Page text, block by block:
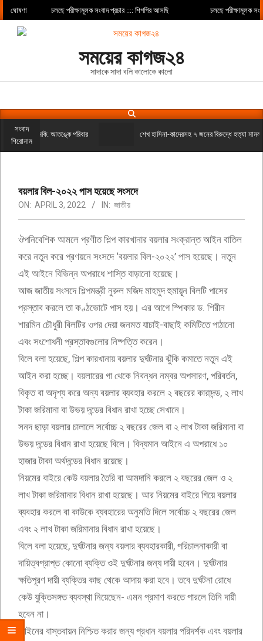
Skip
to
content
ঘোষণা চলছে পরীক্ষামূলক সংবাদ প্রচার :::: শিগগির আসছি চলছে পরীক্ষামূলক সংবাদ
সময়ের কাগজ২৪
সাদাকে সাদা বলি কালোকে কালো
Primary
Navigation
Menu
Search
সংবাদ
শিরোনাম
হত্যার হুমকি: আতঙ্কে পরিবার শেখ হাসিনা-কাদেরসহ ৭ জনের বিরুদ্ধে হত্যা মামলা
বয়লার বিল-২০২২ পাস হয়েছে সংসদে
ON: APRIL 3, 2022 IN: জাতীয়
ঔপনিবেশিক আমলে প্রণীত শিল্প কারখানার বয়লার সংক্রান্ত আইন বাতিল
করে নতুন করে প্রণয়নে সংসদে ‘বয়লার বিল-২০২২’ পাস হয়েছে। নতুন
এই আইনে বিভিন্ন অপরাধে শাস্তি বাড়ানো হয়েছে।
আজ জাতীয় সংসদে শিল্পমন্ত্রী নুরুল মজিদ মাহমুদ হুমায়ূন বিলটি পাসের
প্রস্তাব করলে তা কণ্ঠভোটে পাস হয়। এর আগে স্পিকার ড. শিরীন
শারমিন চৌধুরী বিলটির ওপর দেয়া জনমত যাচাই-বাছাই কমিটিতে পাঠানো
এবং সংশোধনী প্রস্তাবগুলোর নিষ্পত্তি করেন।
বিলে বলা হয়েছে, শিল্প কারখানায় বয়লার দুর্ঘটনার ঝুঁকি কমাতে নতুন এই
আইন করা হচ্ছে। বয়লারের গা থেকে নিবন্ধন নম্বর অপসারণ, পরিবর্তন,
বিকৃত বা অদৃশ্য করে অন্য বয়লার ব্যবহার করলে ২ বছরের কারাদন্ড, ২ লাখ
টাকা জরিমানা বা উভয় দন্ডের বিধান রাখা হচ্ছে সেখানে।
সনদ ছাড়া বয়লার চালালে সর্বোচ্চ ২ বছরের জেল বা ২ লাখ টাকা জরিমানা বা
উভয় দন্ডের বিধান রাখা হয়েছে বিলে। বিদ্যমান আইনে এ অপরাধে ১০
হাজার টাকা অর্থদন্ডের বিধান রয়েছে।
নিয়মের বাইরে কেউ বয়লার তৈরি বা আমদানি করলে ২ বছরের জেল ও ২
লাখ টাকা জরিমানার বিধান রাখা হয়েছে। আর নিয়মের বাইরে গিয়ে বয়লার
ব্যবহার করলে বা কাউকে ব্যবহারের অনুমতি দিলে সর্বোচ্চ ২ বছরের জেল
এবং ২ লাখ টাকা জরিমানার বিধান রাখা হয়েছে।
বিলে বলা হয়েছে, দুর্ঘটনার জন্য বয়লার ব্যবহারকারী, পরিচালনাকারী বা
দায়িত্বপ্রাপ্ত কোনো ব্যক্তি ওই দুর্ঘটনার জন্য দায়ী হবেন। দুর্ঘটনার
ক্ষতিপূরণ দায়ী ব্যক্তির কাছ থেকে আদায় করা হবে। তবে দুর্ঘটনা রোধে
কেউ যুক্তিসঙ্গত ব্যবস্থা নিয়েছেন- এমন প্রমাণ করতে পারলে তিনি দায়ী
হবেন না।
আইনের বাস্তবায়ন নিশ্চিত করার জন্য প্রধান বয়লার পরিদর্শক এবং বয়লার